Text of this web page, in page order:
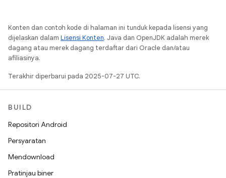
Konten dan contoh kode di halaman ini tunduk kepada lisensi yang
dijelaskan dalam Lisensi Konten. Java dan OpenJDK adalah merek
dagang atau merek dagang terdaftar dari Oracle dan/atau
afiliasinya.
Terakhir diperbarui pada 2025-07-27 UTC.
BUILD
Repositori Android
Persyaratan
Mendownload
Pratinjau biner